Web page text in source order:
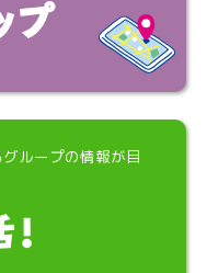
ループの情報が目